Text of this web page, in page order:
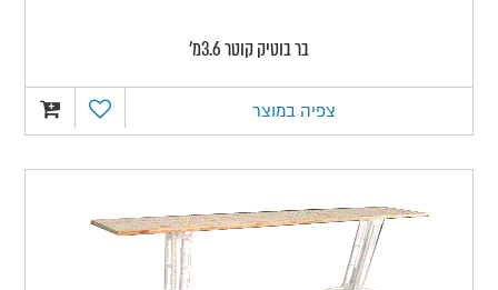
בר בוטיק קוטר 3.6מ'
צפיה במוצר